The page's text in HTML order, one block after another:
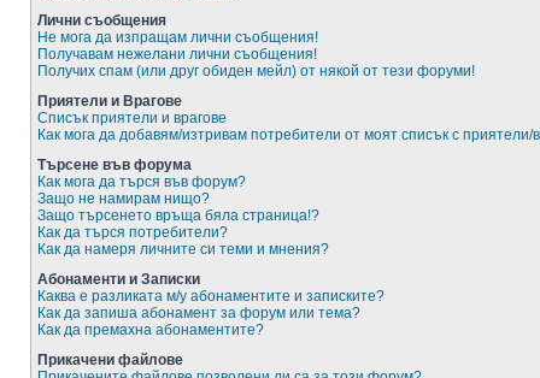
Лични съобщения
Не мога да изпращам лични съобщения!
Получавам нежелани лични съобщения!
Получих спам (или друг обиден мейл) от някой от тези форуми!
Приятели и Врагове
Списък приятели и врагове
Как мога да добавям/изтривам потребители от моят списък с приятели/
Търсене във форума
Как мога да търся във форум?
Защо не намирам нищо?
Защо търсенето връща бяла страница!?
Как да търся потребители?
Как да намеря личните си теми и мнения?
Абонаменти и Записки
Каква е разликата м/у абонаментите и записките?
Как да запиша абонамент за форум или тема?
Как да премахна абонаментите?
Прикачени файлове